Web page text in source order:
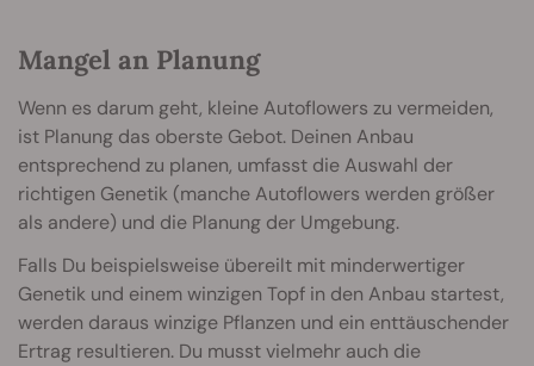
Mangel an Planung
Wenn es darum geht, kleine Autoflowers zu vermeiden,
ist Planung das oberste Gebot. Deinen Anbau
entsprechend zu planen, umfasst die Auswahl der
richtigen Genetik (manche Autoflowers werden größer
als andere) und die Planung der Umgebung.
Falls Du beispielsweise übereilt mit minderwertiger
Genetik und einem winzigen Topf in den Anbau startest,
werden daraus winzige Pflanzen und ein enttäuschender
Ertrag resultieren. Du musst vielmehr auch die